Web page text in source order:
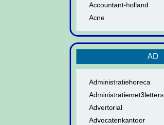
Accountant-holland
Acne
AD
Administratiehoreca
Administratiemet3letters
Advertorial
Advocatenkantoor